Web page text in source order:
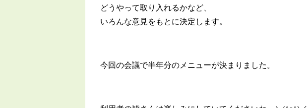
どうやって取り入れるかなど、
いろんな意見をもとに決定します。
今回の会議で半年分のメニューが決まりました。